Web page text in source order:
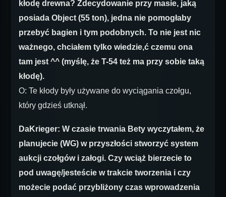
kłodę drewna? Zdecydowanie przy masie, jaką
posiada Object (55 ton), jedna nie pomogłaby
przebyć bagien i tym podobnych. To nie jest nic
ważnego, chciałem tylko wiedzie,ć czemu ona
tam jest ^^ (myślę, że T-54 też ma przy sobie taką
kłodę).
O: Te kłody były używane do wyciągania czołgu,
który gdzieś utknął.
DaKrieger: W czasie trwania Bety wyczytałem, że
planujecie (WG) w przyszłości stworzyć system
aukcji czołgów i załogi. Czy wciąż bierzecie to
pod uwagę/jesteście w trakcie tworzenia i czy
możecie podać przybliżony czas wprowadzenia